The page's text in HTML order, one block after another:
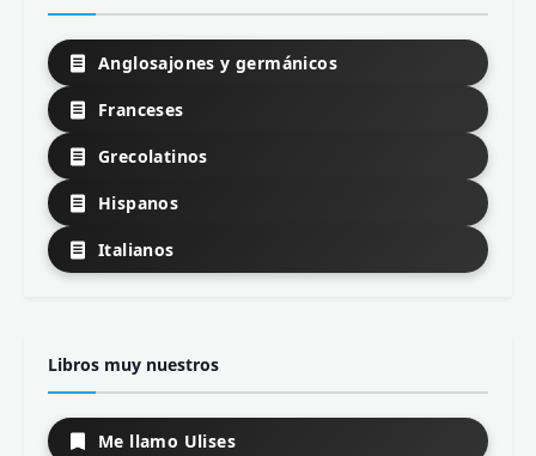
Anglosajones y germánicos
Franceses
Grecolatinos
Hispanos
Italianos
Libros muy nuestros
Me llamo Ulises